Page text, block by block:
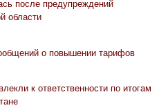
после предупреждений
области
о повышении тарифов
к ответственности по итогам